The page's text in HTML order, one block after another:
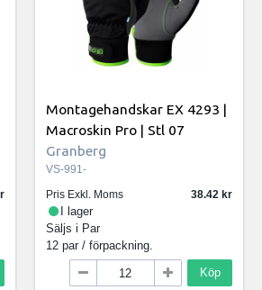
Montagehandskar EX 4293 |
Macroskin Pro | Stl 07
Granberg
VS-991-
Pris Exkl. Moms
38.42
I lager
Säljs i Par
12 par / förpackning.
Köp